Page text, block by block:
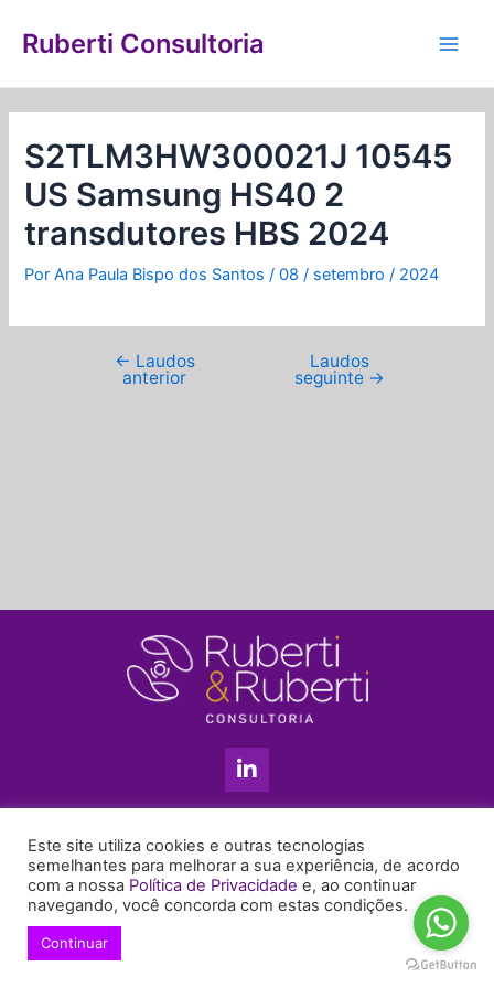
para
conteúdo
Ruberti Consultoria
S2TLM3HW300021J 10545
US Samsung HS40 2
transdutores HBS 2024
PorAna Paula Bispo dos Santos/08 / setembro / 2024
de
← Laudos
anterior
Laudos
seguinte →
L
i
n
e
d
i
n
+55 11 99655-6439
enyruberti@ruberticonsultoria.com.br
Este site utiliza cookies e outras tecnologias
semelhantes para melhorar a sua experiência, de acordo
com a nossa Política de Privacidade e, ao continuar
navegando, você concorda com estas condições.
Continuar